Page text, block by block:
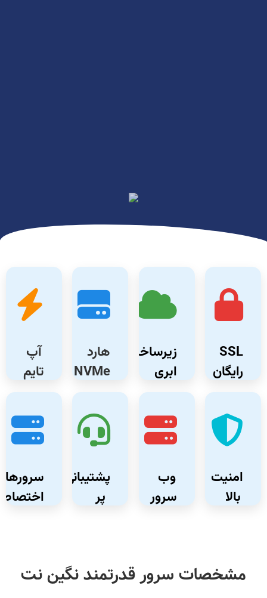
SSL
رایگان
زیرساخت
ابری
هارد
NVMe
آپ
تایم
امنیت
بالا
وب
سرور
پشتیبانی
پر
مشخصات سرور قدرتمند نگین نت